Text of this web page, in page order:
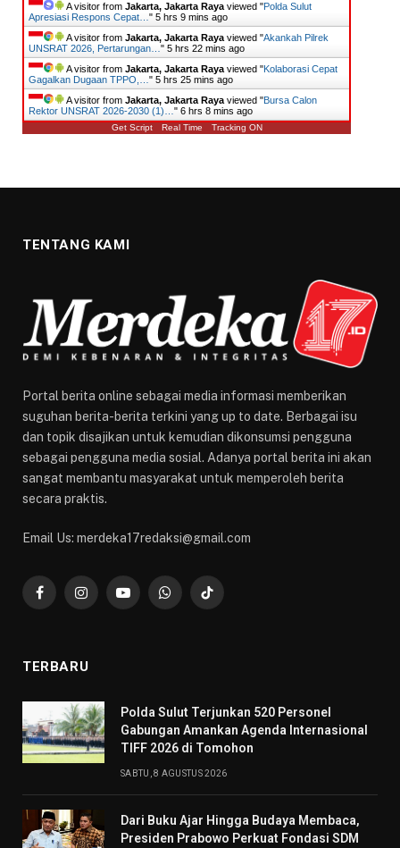
A visitor from Jakarta, Jakarta Raya viewed "Polda Sulut
Apresiasi Respons Cepat… " 5 hrs 9 mins ago
A visitor from Jakarta, Jakarta Raya viewed "Akankah Pilrek
UNSRAT 2026, Pertarungan… " 5 hrs 22 mins ago
A visitor from Jakarta, Jakarta Raya viewed "Kolaborasi Cepat
Gagalkan Dugaan TPPO,… " 5 hrs 25 mins ago
A visitor from Jakarta, Jakarta Raya viewed "Bursa Calon
Rektor UNSRAT 2026-2030 (1)… " 6 hrs 8 mins ago
Get Script Real Time Tracking ON
TENTANG KAMI
Portal berita online sebagai media informasi memberikan
suguhan berita-berita terkini yang up to date. Berbagai isu
dan topik disajikan untuk kemudian dikonsumsi pengguna
sebagai pengguna media sosial. Adanya portal berita ini akan
sangat membantu masyarakat untuk memperoleh berita
secara praktis.
Email Us: merdeka17redaksi@gmail.com
FacebookInstagramYouTubeWhatsAppTikTok
TERBARU
​Polda Sulut Terjunkan 520 Personel
Gabungan Amankan Agenda Internasional
TIFF 2026 di Tomohon
SABTU, 8 AGUSTUS 2026
Dari Buku Ajar Hingga Budaya Membaca,
Presiden Prabowo Perkuat Fondasi SDM